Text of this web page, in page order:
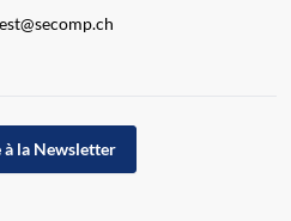
la Newsletter